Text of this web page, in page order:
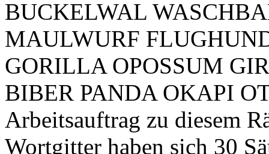
BUCKELWAL
MAULWURF
GORILLA OPOSSUM
BIBER PANDA OKAPI
Arbeitsauftrag zu diesem
Wortgitter haben sich 30